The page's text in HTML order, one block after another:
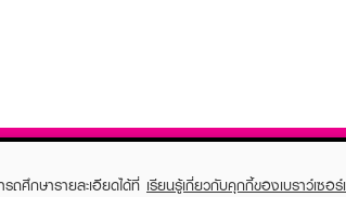
ถศึกษารายละเอียดได้ที่ เรียนรู้เกี่ยวกับคุกกี้ของเบราว์เซอร์